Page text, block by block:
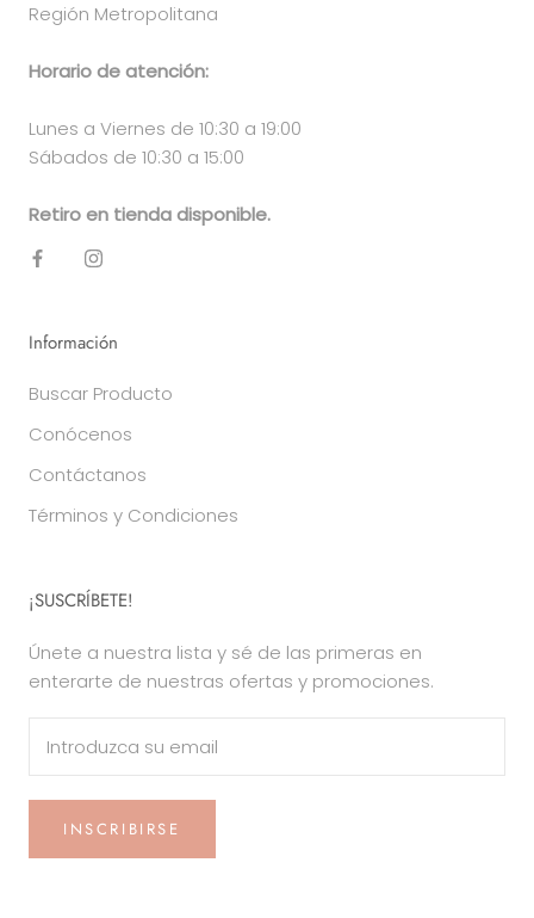
Región Metropolitana
Horario de atención:
Lunes a Viernes de 10:30 a 19:00
Sábados de 10:30 a 15:00
Retiro en tienda disponible.
Información
Buscar Producto
Conócenos
Contáctanos
Términos y Condiciones
¡SUSCRÍBETE!
Únete a nuestra lista y sé de las primeras en
enterarte de nuestras ofertas y promociones.
INSCRIBIRSE